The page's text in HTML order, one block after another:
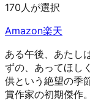
170人が選択
Amazon楽天
ある午後、あたし
ずの、あってほし
供という絶望の季
賞作家の初期傑作。